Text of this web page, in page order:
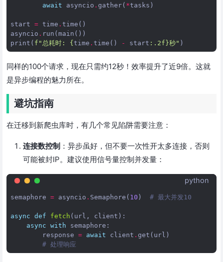
await asyncio . gather( *tasks )
start = time . time ()
asyncio . run ( main ())
print ( f "总耗时: { time . time () - start : .2f }秒" )
同样的100个请求，现在只需约12秒！效率提升了近9倍。这就
是异步编程的魅力所在。
避坑指南
在迁移到新爬虫库时，有几个常见陷阱需要注意：
连接数控制 ：异步虽好，但不要一次性开太多连接，否则
可能被封IP。建议使用信号量控制并发量：
python
semaphore = asyncio . Semaphore ( 10 ) # 最大并发10
async def fetch ( url , client ):
async with semaphore :
response = await client . get ( url )
# 处理响应